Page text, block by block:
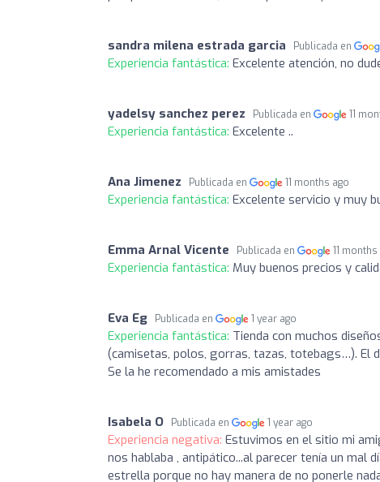
sandra milena estrada garcia Publicada en
Experiencia fantástica: Excelente atención, no
yadelsy sanchez perez Publicada en 11
Experiencia fantástica: Excelente ..
Ana Jimenez Publicada en 11 months ago
Experiencia fantástica: Excelente servicio y muy
Emma Arnal Vicente Publicada en 11 months
Experiencia fantástica: Muy buenos precios y
Eva Eg Publicada en 1 year ago
Experiencia fantástica: Tienda con muchos
(camisetas, polos, gorras, tazas, totebags…). El
Se la he recomendado a mis amistades
Isabela O Publicada en 1 year ago
Experiencia negativa: Estuvimos en el sitio mi
nos hablaba , antipático...al parecer tenía un mal
estrella porque no hay manera de no ponerle